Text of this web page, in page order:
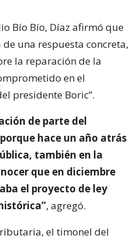
Bío Bío, Díaz afirmó que
una respuesta concreta,
la reparación de la
en el
presidente Boric”.
de parte del
hace un año atrás
también en la
que en diciembre
el proyecto de ley
, agregó.
el timonel del